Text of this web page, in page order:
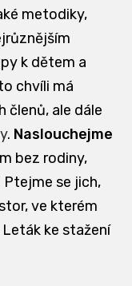
metodiky,
k dětem a
chvíli má
členů, ale dále
. Naslouchejme
bez rodiny,
se jich,
ve kterém
ke stažení